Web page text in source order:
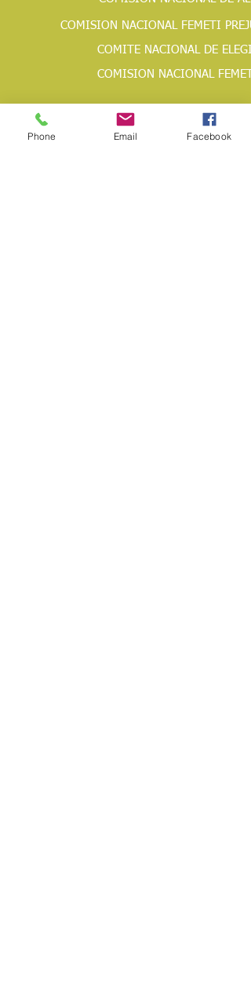
COMISION NACIONAL FEMETI
COMITE NACIONAL DE
COMISION NACIONAL
COMISION NACIONAL
Phone Email Facebook